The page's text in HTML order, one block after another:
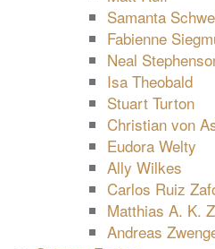
Samanta
Fabienne
Neal
Isa Theobald
Stuart Turton
Christian von
Eudora Welty
Ally Wilkes
Carlos Ruiz
Matthias A. K.
Andreas